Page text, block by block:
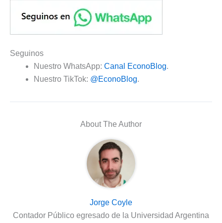
Seguinos
Nuestro WhatsApp: Canal EconoBlog.
Nuestro TikTok: @EconoBlog.
About The Author
Jorge Coyle
Contador Público egresado de la Universidad Argentina